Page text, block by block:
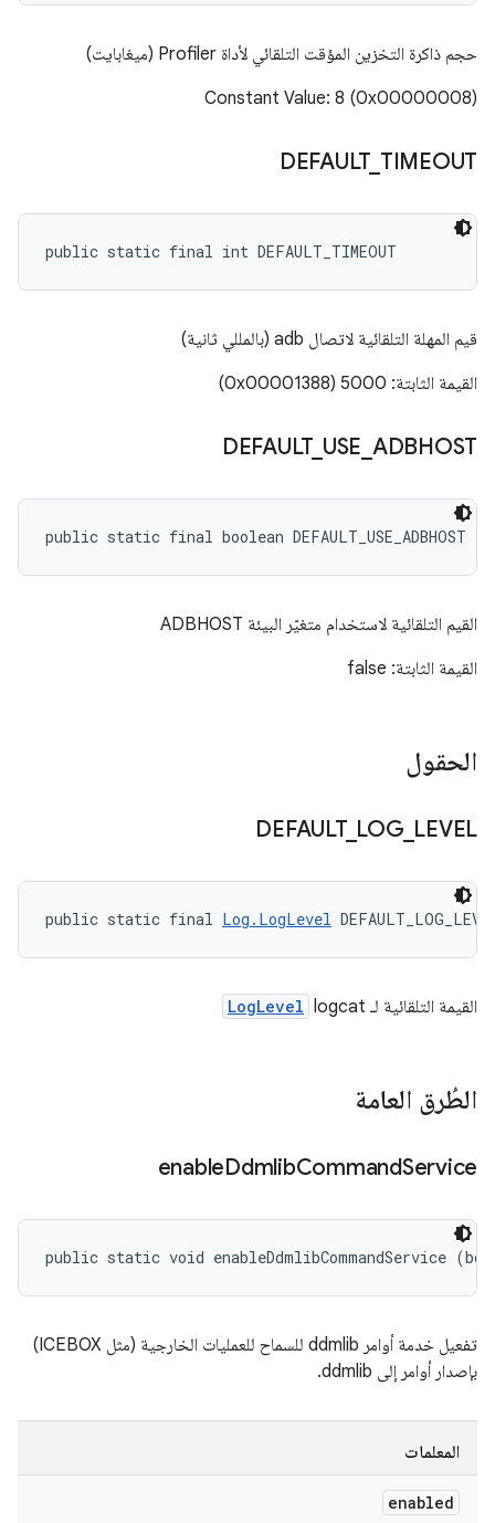
حجم ذاكرة التخزين المؤقت التلقائي لأداة Profiler (ميغابايت)
Constant Value: 8 (0x00000008)
DEFAULT_ TIMEOUT
public static final int DEFAULT_TIMEOUT
قيم المهلة التلقائية لاتصال adb (بالمللي ثانية)
القيمة الثابتة: 5000 (0x00001388)
DEFAULT_ USE ADBHOST
public static final boolean DEFAULT_USE_ADBHOST
القيم التلقائية لاستخدام متغيّر البيئة ADBHOST
القيمة الثابتة: false
الحقول
DEFAULT_ LOG_ LEVEL
public static final Log.LogLevel
القيمة التلقائية لـ logcat LogLevel
الطُرق العامة
enableDdmlibCommandService
public static void enableDdmlibCommandService
تفعيل خدمة أوامر ddmlib للسماح للعمليات الخارجية (مثل ICEBOX)
بإصدار أوامر إلى ddmlib.
المعلمات
enabled